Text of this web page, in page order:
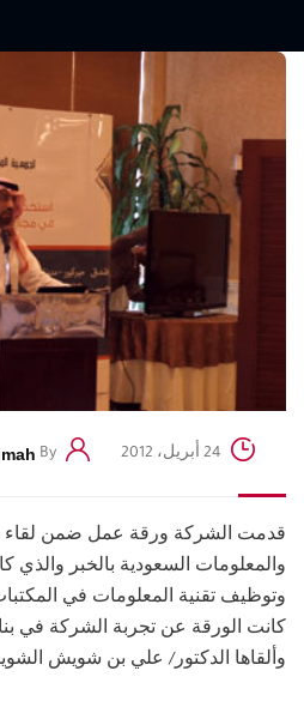
24 أبريل، 2012 By
قدمت الشركة ورقة عمل ضمن لقاء
والمعلومات السعودية بالخبر والذي
وتوظيف تقنية المعلومات في
كانت الورقة عن تجربة الشركة في
وألقاها الدكتور/ علي بن شويش